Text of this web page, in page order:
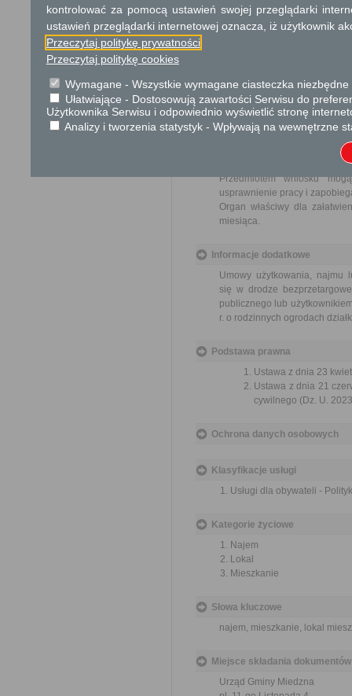
Opłata
Wniosek jest wolny od opłat.
Brak
Skargi i wnioski
Przedmiotem skargi może
ich pracowników, naruszenie
Przedmiotem wniosku
usprawnienie pracy i
Organ właściwy dla
miesiąca.
Informacje dodatkowe
Umowy użytkowania, najmu
się w drodze
publicznego lub
r. o rodzinnych ogrodach
Podstawa prawna
Ustawa z dnia 23
Ustawa z dnia 21
cywilnego (Dz. U.
Ochrona danych osobowych
Klasyfikacje usługi
Usługi dla obywateli -
Kategorie życiowe
Najem
Lokal
Mieszkanie
Słowa kluczowe
najem, mieszkanie, lokal
Miejsce składania dokumentów
Urząd Gminy Miedzna
kontrolować za pomocą ustawień swojej przeglądarki
ustawień przeglądarki internetowej oznacza, iż użytkownik
Przeczytaj politykę prywatności
Przeczytaj politykę cookies
Wymagane - Wszystkie wymagane ciasteczka
Ułatwiające - Dostosowują zawartości Serwisu do
Użytkownika Serwisu i odpowiednio wyświetlić stronę
Analizy i tworzenia statystyk - Wpływają na wewnętrzne